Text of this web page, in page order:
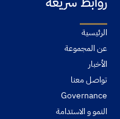
الرئيسية
عن المجموعة
الأخبار
تواصل معنا
Governance
النمو و الاستدامة